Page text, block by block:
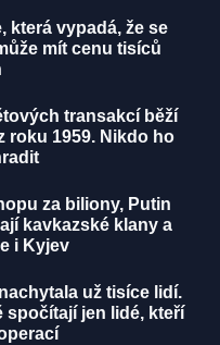
která vypadá, že se
mít cenu tisíců
transakcí běží
roku 1959. Nikdo ho
za biliony, Putin
kavkazské klany a
i Kyjev
už tisíce lidí.
spočítají jen lidé, kteří